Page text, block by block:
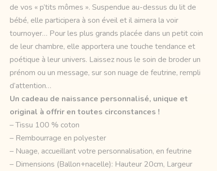
de vos « p’tits mômes ». Suspendue au-dessus du lit de
bébé, elle participera à son éveil et il aimera la voir
tournoyer… Pour les plus grands placée dans un petit coin
de leur chambre, elle apportera une touche tendance et
poétique à leur univers. Laissez nous le soin de broder un
prénom ou un message, sur son nuage de feutrine, rempli
d’attention…
Un cadeau de naissance personnalisé, unique et
original à offrir en toutes circonstances !
– Tissu 100 % coton
– Rembourrage en polyester
– Nuage, accueillant votre personnalisation, en feutrine
– Dimensions (Ballon+nacelle): Hauteur 20cm, Largeur